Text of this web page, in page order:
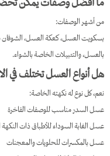
من أشهر الوصفات:
بسکويت العسل، كعكة العسل، الشوفان
بالعسل، والتتبيلات الخاصة بالشواء.
هل أنواع العسل تختلف في
نعم، كل نوع له نكهته الخاصة:
عسل السدر مناسب للوصفات الفاخرة
عسل الغابة السوداء للأطباق ذات النكهة
عسل بالمكسرات للحلويات والمعجنات